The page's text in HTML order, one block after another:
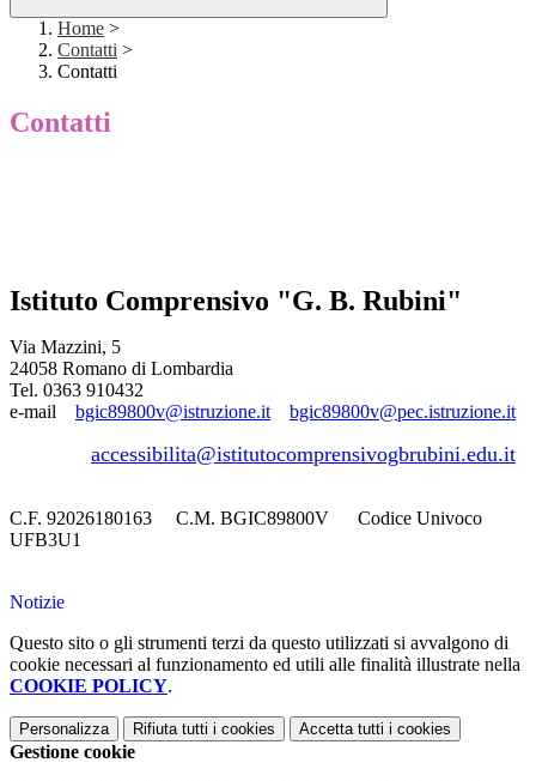
Home >
Contatti >
Contatti
Contatti
Istituto Comprensivo "G. B. Rubini"
Via Mazzini, 5
24058 Romano di Lombardia
Tel. 0363 910432
e-mail bgic89800v@istruzione.it bgic89800v@pec.istruzione.it
accessibilita@istitutocomprensivogbrubini.edu.it
C.F. 92026180163 C.M. BGIC89800V Codice Univoco
UFB3U1
Notizie
Questo sito o gli strumenti terzi da questo utilizzati si avvalgono di
cookie necessari al funzionamento ed utili alle finalità illustrate nella
COOKIE POLICY.
Personalizza Rifiuta tutti i cookies Accetta tutti i cookies
Gestione cookie